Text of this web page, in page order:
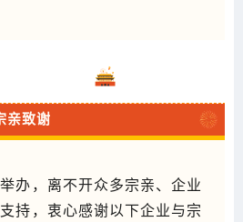
亲致谢
办，离不开众多宗亲、企业
持， 衷心感谢以下企业与宗